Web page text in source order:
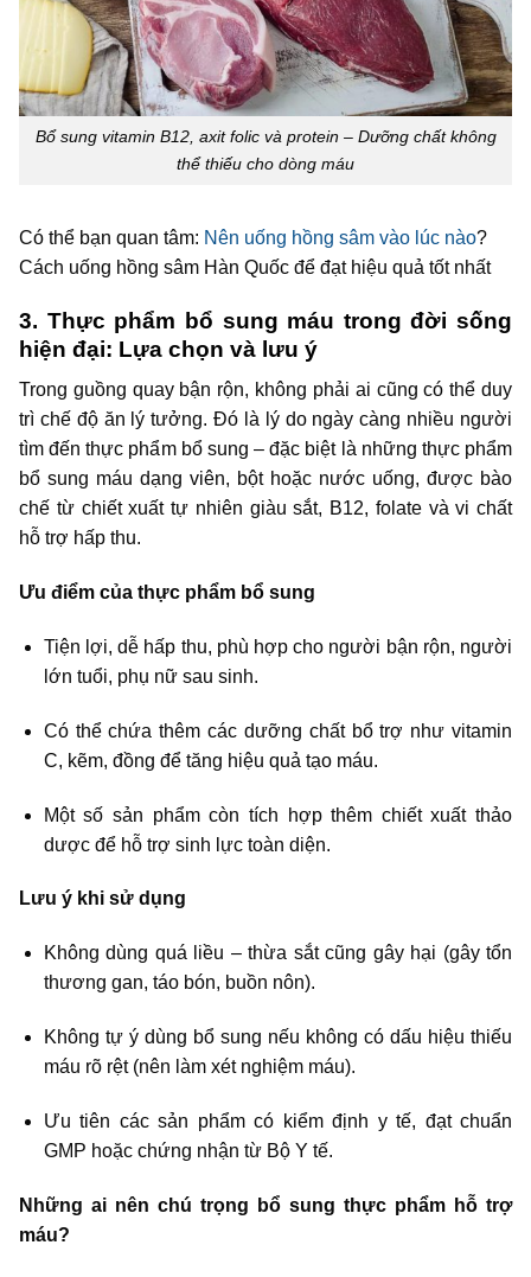
Bổ sung vitamin B12, axit folic và protein – Dưỡng chất không
thể thiếu cho dòng máu
Có thể bạn quan tâm: Nên uống hồng sâm vào lúc nào?
Cách uống hồng sâm Hàn Quốc để đạt hiệu quả tốt nhất
3. Thực phẩm bổ sung máu trong đời sống
hiện đại: Lựa chọn và lưu ý
Trong guồng quay bận rộn, không phải ai cũng có thể duy
trì chế độ ăn lý tưởng. Đó là lý do ngày càng nhiều người
tìm đến thực phẩm bổ sung – đặc biệt là những thực phẩm
bổ sung máu dạng viên, bột hoặc nước uống, được bào
chế từ chiết xuất tự nhiên giàu sắt, B12, folate và vi chất
hỗ trợ hấp thu.
Ưu điểm của thực phẩm bổ sung
Tiện lợi, dễ hấp thu, phù hợp cho người bận rộn, người
lớn tuổi, phụ nữ sau sinh.
Có thể chứa thêm các dưỡng chất bổ trợ như vitamin
C, kẽm, đồng để tăng hiệu quả tạo máu.
Một số sản phẩm còn tích hợp thêm chiết xuất thảo
dược để hỗ trợ sinh lực toàn diện.
Lưu ý khi sử dụng
Không dùng quá liều – thừa sắt cũng gây hại (gây tổn
thương gan, táo bón, buồn nôn).
Không tự ý dùng bổ sung nếu không có dấu hiệu thiếu
máu rõ rệt (nên làm xét nghiệm máu).
Ưu tiên các sản phẩm có kiểm định y tế, đạt chuẩn
GMP hoặc chứng nhận từ Bộ Y tế.
Những ai nên chú trọng bổ sung thực phẩm hỗ trợ
máu?